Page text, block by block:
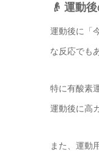
👴 運動
運動後に「
な反応でも
特に有酸素
運動後に高
また、運動